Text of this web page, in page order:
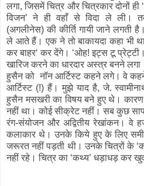
लगा, जिसमें चित्र और चित्रकार दोनों ही
विजन’ ने ही वहाँ से विदा ले ली।
(अगलीनेस) की कीर्ति गायी जाने लगती
ले आते हैं। एक ने तो बाकायदा कहा भी
कर बाहर‘ कर देंगे। ‘ओह! इट्स टू
खारिज करने का धारदार अस्त्र बनने
हुसैन को नॉन आर्टिस्ट कहने लगे। वे कहने
आर्टिस्ट (!) हैं। मुझे याद है, जे.
हुसैन मसखरी का विषय बने हुए थे।
नहीं था। कोई सीक्रेट नहीं। सब कुछ
रंग-संयोजन और अद्वितीय रेखांकन। वे
कलाकार थे। उनके किये हुए के लिए
जरूरत नहीं पड़ती थी। उनके चित्रों के
नहीं रहे। चित्र का ‘कथ्य’ धड़ाधड़ कर